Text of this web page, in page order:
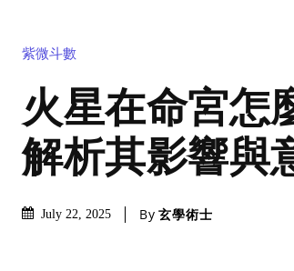
紫微斗數
火星在命宮怎
解析其影響與
July 22, 2025 By 玄學術士